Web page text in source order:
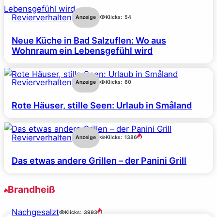
Revierverhalten Anzeige Klicks: 54
Neue Küche in Bad Salzuflen: Wo aus
Wohnraum ein Lebensgefühl wird
Revierverhalten Anzeige Klicks: 60
Rote Häuser, stille Seen: Urlaub in Småland
Revierverhalten Anzeige Klicks: 1386
Das etwas andere Grillen – der Panini Grill
Brandheiß
Nachgesalzt Klicks: 3993